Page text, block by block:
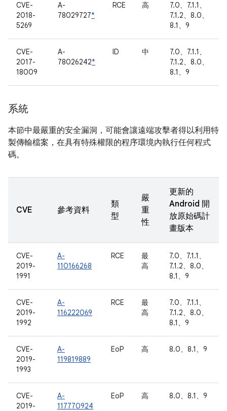
CVE-
2018-
5269
A-
78029727*
RCE 高
7.0、7.1.1、
7.1.2、8.0、
8.1、9
CVE-
2017-
18009
A-
78026242*
ID 中
7.0、7.1.1、
7.1.2、8.0、
8.1、9
系統
本節中最嚴重的安全漏洞，可能會讓遠端攻擊者得以利用特
製傳輸檔案，在具有特殊權限的程序環境內執行任何程式
碼。
CVE 參考資料
類
型
嚴
重
性
更新的
Android 開
放原始碼計
畫版本
CVE-
2019-
1991
A-
110166268
RCE
最
高
7.0、7.1.1、
7.1.2、8.0、
8.1、9
CVE-
2019-
1992
A-
116222069
RCE
最
高
7.0、7.1.1、
7.1.2、8.0、
8.1、9
CVE-
2019-
1993
A-
119819889
EoP 高 8.0、8.1、9
CVE-
2019-
A-
117770924
EoP 高 8.0、8.1、9